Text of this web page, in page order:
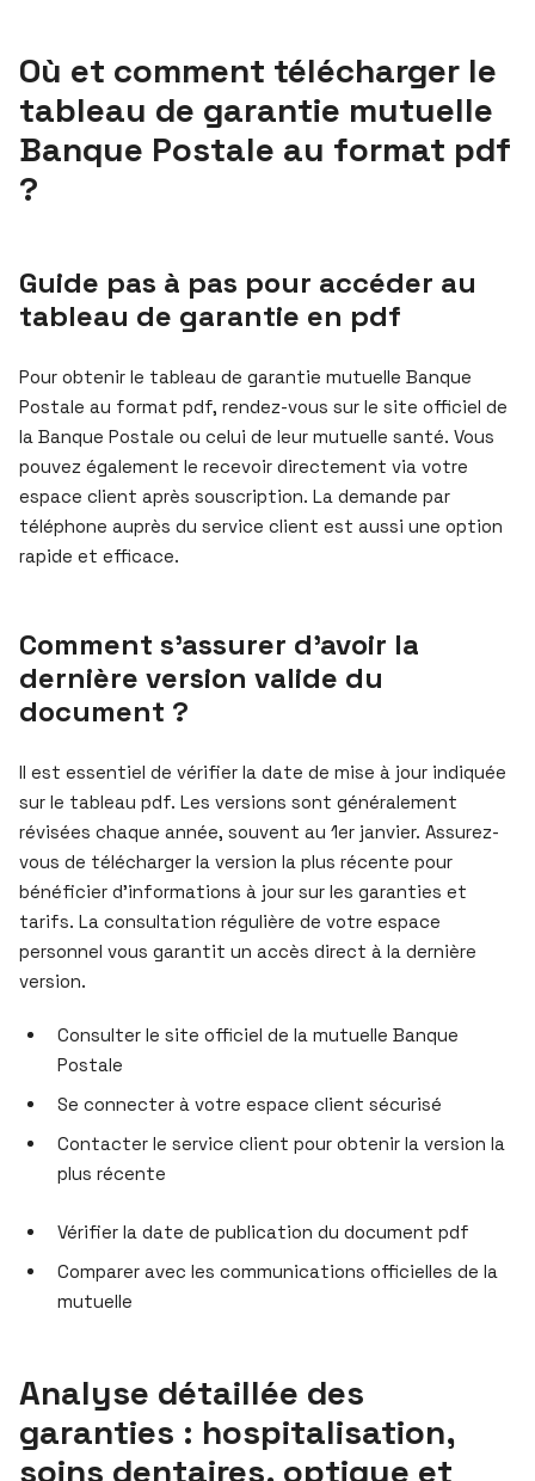
Où et comment télécharger le
tableau de garantie mutuelle
Banque Postale au format pdf
?
Guide pas à pas pour accéder au
tableau de garantie en pdf
Pour obtenir le tableau de garantie mutuelle Banque
Postale au format pdf, rendez-vous sur le site officiel de
la Banque Postale ou celui de leur mutuelle santé. Vous
pouvez également le recevoir directement via votre
espace client après souscription. La demande par
téléphone auprès du service client est aussi une option
rapide et efficace.
Comment s’assurer d’avoir la
dernière version valide du
document ?
Il est essentiel de vérifier la date de mise à jour indiquée
sur le tableau pdf. Les versions sont généralement
révisées chaque année, souvent au 1er janvier. Assurez-
vous de télécharger la version la plus récente pour
bénéficier d’informations à jour sur les garanties et
tarifs. La consultation régulière de votre espace
personnel vous garantit un accès direct à la dernière
version.
Consulter le site officiel de la mutuelle Banque
Postale
Se connecter à votre espace client sécurisé
Contacter le service client pour obtenir la version la
plus récente
Vérifier la date de publication du document pdf
Comparer avec les communications officielles de la
mutuelle
Analyse détaillée des
garanties : hospitalisation,
soins dentaires, optique et